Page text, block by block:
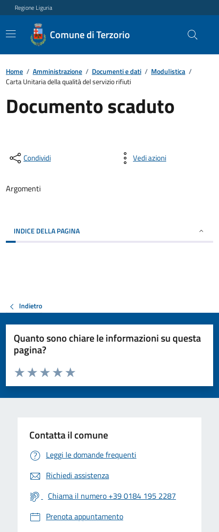
Regione Liguria
Comune di Terzorio
Home / Amministrazione / Documenti e dati / Modulistica /
Carta Unitaria della qualità del servizio rifiuti
Documento scaduto
Condividi Vedi azioni
Argomenti
INDICE DELLA PAGINA
Indietro
Quanto sono chiare le informazioni su questa
pagina?
Valuta da 1 a 5 stelle la pagina
Valuta 5 stelle su 5
Valuta 4 stelle su 5
Valuta 3 stelle su 5
Valuta 2 stelle su 5
Valuta 1 stelle su 5
Contatta il comune
Leggi le domande frequenti
Richiedi assistenza
Chiama il numero +39 0184 195 2287
Prenota appuntamento